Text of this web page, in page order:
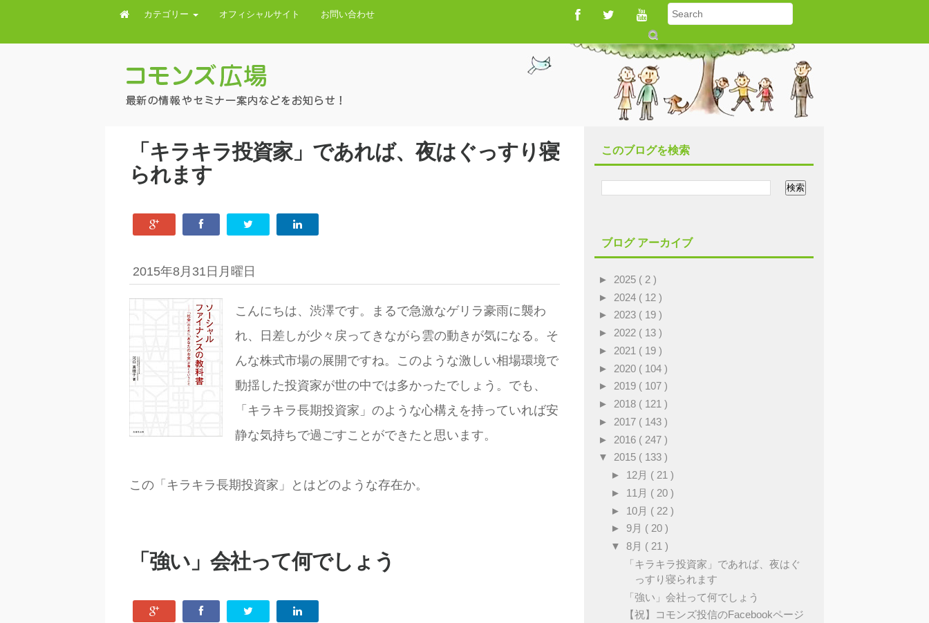
カテゴリー オフィシャルサイト お問い合わせ
S
u
b
m
it
「キラキラ投資家」であれば、夜はぐっすり寝
られます
2015年8月31日月曜日
こんにちは、渋澤です。まるで急激なゲリラ豪雨に襲わ
れ、日差しが少々戻ってきながら雲の動きが気になる。そ
んな株式市場の展開ですね。このような激しい相場環境で
動揺した投資家が世の中では多かったでしょう。でも、
「キラキラ長期投資家」のような心構えを持っていれば安
静な気持ちで過ごすことができたと思います。
この「キラキラ長期投資家」とはどのような存在か。
「強い」会社って何でしょう
このブログを検索
ブログ アーカイブ
► 2025 ( 2 )
► 2024 ( 12 )
► 2023 ( 19 )
► 2022 ( 13 )
► 2021 ( 19 )
► 2020 ( 104 )
► 2019 ( 107 )
► 2018 ( 121 )
► 2017 ( 143 )
► 2016 ( 247 )
▼ 2015 ( 133 )
► 12月 ( 21 )
► 11月 ( 20 )
► 10月 ( 22 )
► 9月 ( 20 )
▼8月 ( 21 )
「キラキラ投資家」であれば、夜はぐ
っすり寝られます
「強い」会社って何でしょう
【祝】コモンズ投信のFacebookページ